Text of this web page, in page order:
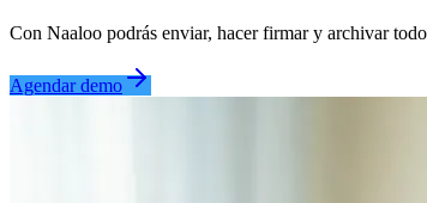
Con Naaloo podrás enviar, hacer firmar y archivar
Agendar demo